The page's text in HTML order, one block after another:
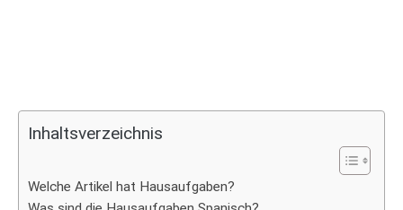
Inhaltsverzeichnis
Welche Artikel hat Hausaufgaben?